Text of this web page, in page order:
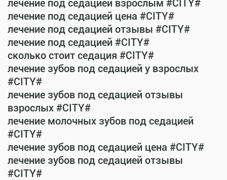
лечение под седацией взрослым #CITY#
лечение под седацией цена #CITY#
лечение под седацией отзывы #CITY#
лечение под седацией #CITY#
сколько стоит седация #CITY#
лечение зубов под седацией у взрослых
#CITY#
лечение зубов под седацией отзывы
взрослых #CITY#
лечение молочных зубов под седацией
#CITY#
лечение зубов под седацией цена #CITY#
лечение зубов под седацией отзывы
#CITY#